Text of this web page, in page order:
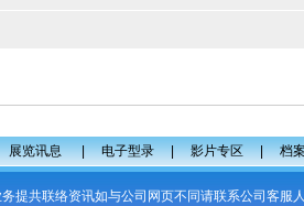
展览讯息|电子型录|影片专区|档
提共联络资讯如与公司网页不同请联系公司客服